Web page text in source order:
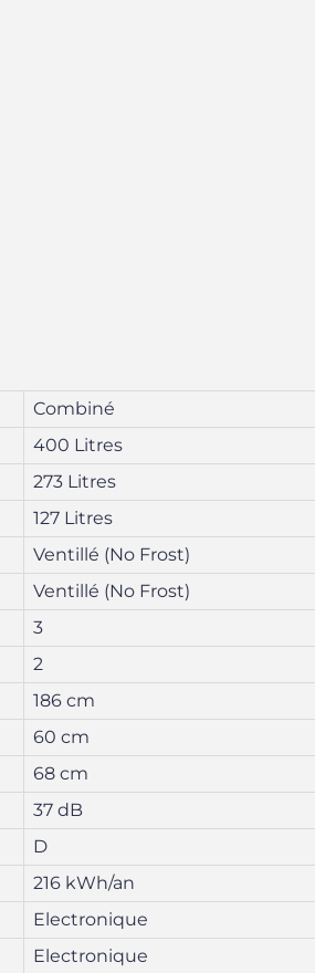
Combiné
400 Litres
273 Litres
127 Litres
Ventillé (No Frost)
Ventillé (No Frost)
3
2
186 cm
60 cm
68 cm
37 dB
D
216 kWh/an
Electronique
Electronique